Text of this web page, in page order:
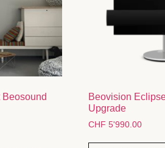
Beovision
Upgrade
CHF 5'990.00